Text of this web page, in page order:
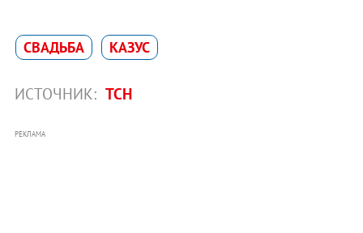
СВАДЬБА КАЗУС
ИСТОЧНИК: ТСН
РЕКЛАМА